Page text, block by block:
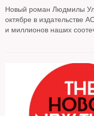
Новый роман Людмилы
октябре в издательстве
и миллионов наших